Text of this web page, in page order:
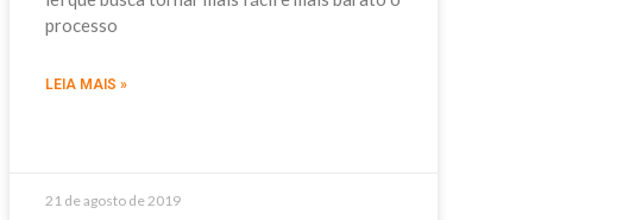
processo
LEIA MAIS »
21 de agosto de 2019